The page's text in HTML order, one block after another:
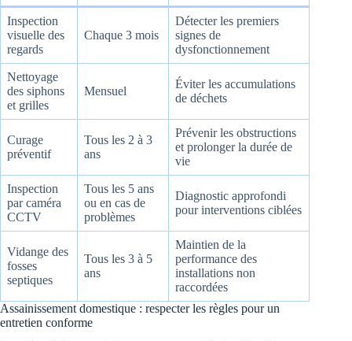
Inspection
visuelle des
regards
Chaque 3 mois
Détecter les premiers
signes de
dysfonctionnement
Nettoyage
des siphons
et grilles
Mensuel
Éviter les accumulations
de déchets
Curage
préventif
Tous les 2 à 3
ans
Prévenir les obstructions
et prolonger la durée de
vie
Inspection
par caméra
CCTV
Tous les 5 ans
ou en cas de
problèmes
Diagnostic approfondi
pour interventions ciblées
Vidange des
fosses
septiques
Tous les 3 à 5
ans
Maintien de la
performance des
installations non
raccordées
Assainissement domestique : respecter les règles pour un
entretien conforme